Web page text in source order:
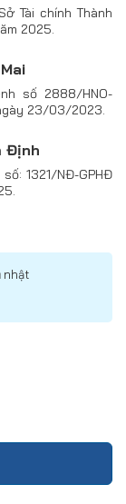
Tài chính Thành
2025.
số 2888/HNO-
23/03/2023.
Định
1321/NĐ-GPHĐ
nhật